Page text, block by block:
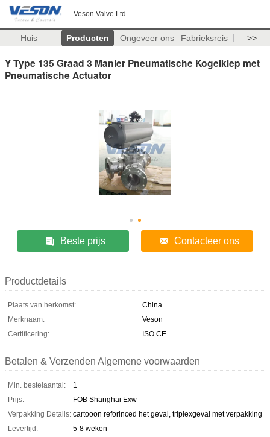
Veson Valve Ltd.
Huis Producten Ongeveer ons Fabrieksreis >>
Y Type 135 Graad 3 Manier Pneumatische Kogelklep met
Pneumatische Actuator
Beste prijs Contacteer ons
Productdetails
Plaats van herkomst:
China
Merknaam:
Veson
Certificering:
ISO CE
Betalen & Verzenden Algemene voorwaarden
Min. bestelaantal:
1
Prijs:
FOB Shanghai Exw
Verpakking Details: cartooon reforinced het geval, triplexgeval met verpakking
Levertijd:
5-8 weken